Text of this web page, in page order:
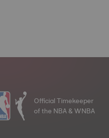
Official Timekeeper
of the NBA & WNBA